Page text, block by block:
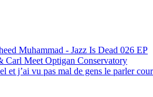
Muhammad - Jazz Is Dead 026 EP
Meet Optigan Conservatory
et j’ai vu pas mal de gens le parler